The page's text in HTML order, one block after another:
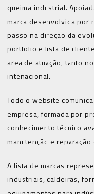
queima industrial.
marca desenvolvida por
passo na direção da
portfolio e lista de
area de atuação, tanto
intenacional.
Todo o website
empresa, formada por
conhecimento técnico
manutenção e
A lista de marcas
industriais, caldeiras,